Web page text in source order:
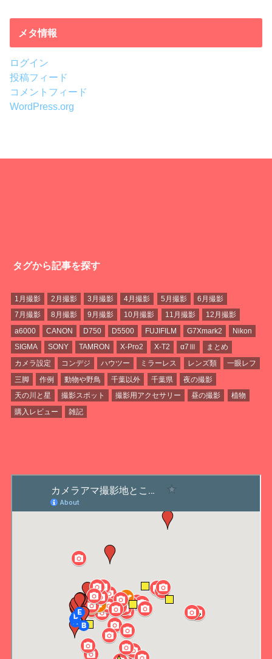
メタ情報
ログイン
投稿フィード
コメントフィード
WordPress.org
タグから記事を探す
1月撮影 2月撮影 3月撮影 4月撮影 5月撮影
6月撮影
7月撮影
8月撮影 9月撮影 10月撮影 11月撮影
12月撮影
a6000
CANON D750 D5500 FUJIFILM G7Xmark2
Nikon
SIGMA
SONY TAMRON X-Pro2 X-T2 α7Ⅲ
まとめ
カメラ設定
コンデジ ハウツー ミラーレス レンズ類
一眼レフ
三脚
作例 動物や野鳥 千葉以外 千葉県
夜の撮影
天の川と星
撮影スポット 撮影用アクセサリー 昼の撮影
植物
購入レビュー
雑記